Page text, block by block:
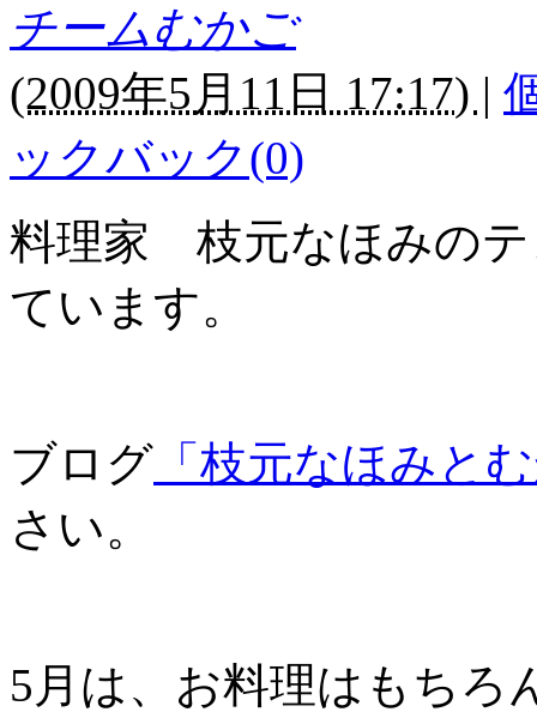
チームむかご
(2009年5月11日 17:17) |
ックバック(0)
料理家 枝元なほみのテ
ています。
ブログ 「枝元なほみと
さい。
5月は、お料理はもちろ